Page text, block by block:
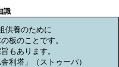
識
供養のために
板のことです。
もあります。
利塔」（ストゥーパ）